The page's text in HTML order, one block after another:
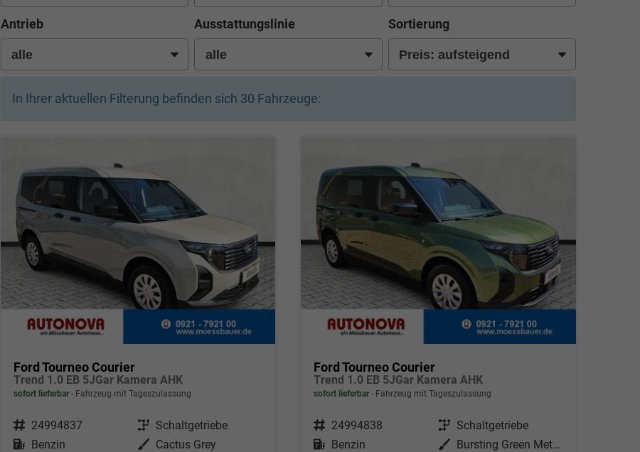
Antrieb Ausstattungslinie Sortierung
In Ihrer aktuellen Filterung befinden sich 30 Fahrzeuge:
Ford Tourneo Courier
Trend 1.0 EB 5JGar Kamera AHK
sofort lieferbar Fahrzeug mit Tageszulassung
Fahrzeugnr. 24994837 Getriebe Schaltgetriebe
Kraftstoff Benzin Außenfarbe Cactus Grey
Ford Tourneo Courier
Trend 1.0 EB 5JGar Kamera AHK
sofort lieferbar Fahrzeug mit Tageszulassung
Fahrzeugnr. 24994838 Getriebe Schaltgetriebe
Kraftstoff Benzin Außenfarbe
Bursting Green Metallic